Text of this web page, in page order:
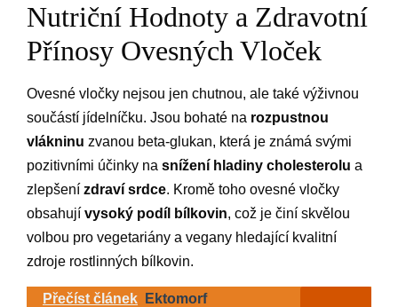
Nutriční Hodnoty a Zdravotní
Přínosy Ovesných Vloček
Ovesné vločky nejsou jen chutnou, ale také výživnou
součástí jídelníčku. Jsou bohaté na rozpustnou
vlákninu zvanou beta-glukan, která je známá svými
pozitivními účinky na snížení hladiny cholesterolu a
zlepšení zdraví srdce. Kromě toho ovesné vločky
obsahují vysoký podíl bílkovin, což je činí skvělou
volbou pro vegetariány a vegany hledající kvalitní
zdroje rostlinných bílkovin.
Přečíst článek
Ektomorf